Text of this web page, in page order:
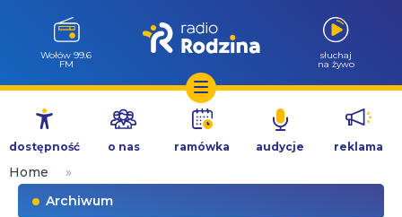
Przejdź
treści
Wołów 99.6
FM
słuchaj
na żywo
dostępność o nas ramówka audycje reklama
Home
»
Archiwum